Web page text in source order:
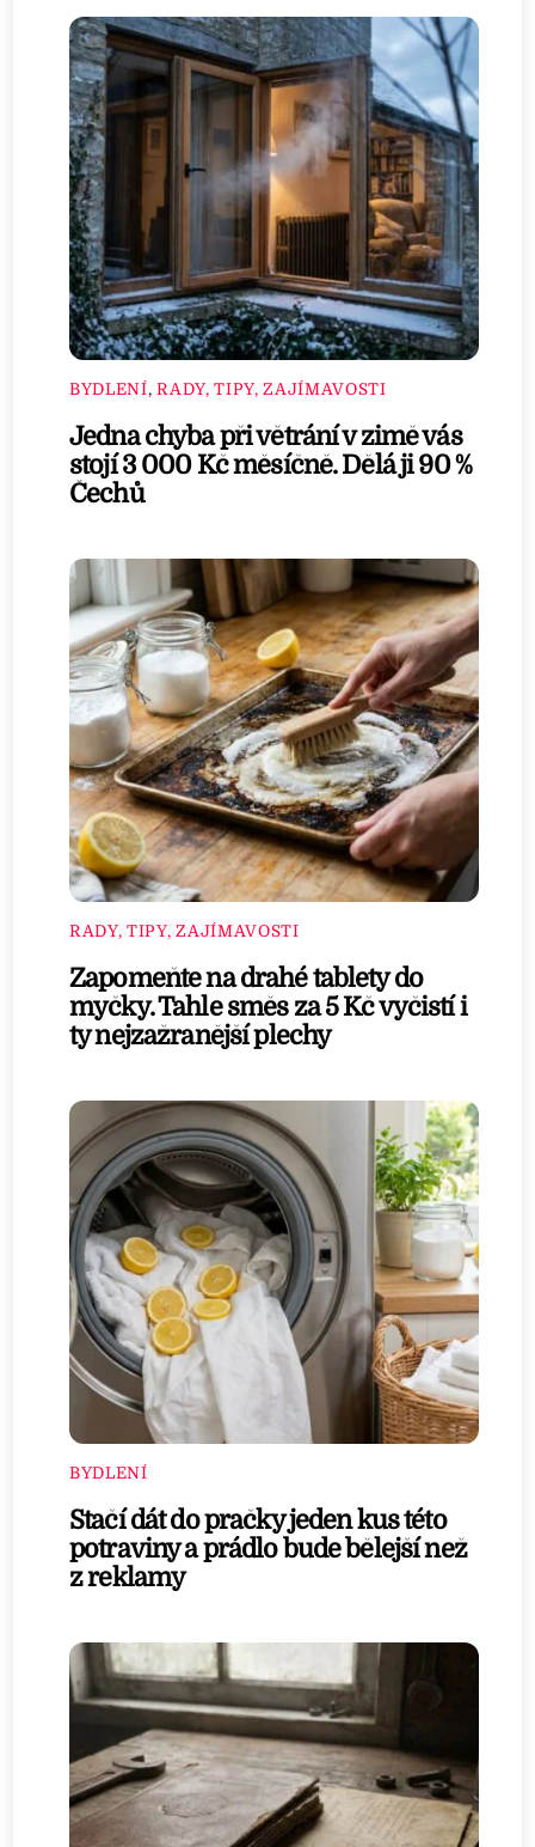
BYDLENÍ,RADY, TIPY, ZAJÍMAVOSTI
Jedna chyba při větrání v zimě vás
stojí 3 000 Kč měsíčně. Dělá ji 90 %
Čechů
RADY, TIPY, ZAJÍMAVOSTI
Zapomeňte na drahé tablety do
myčky. Tahle směs za 5 Kč vyčistí i
ty nejzažranější plechy
BYDLENÍ
Stačí dát do pračky jeden kus této
potraviny a prádlo bude bělejší než
z reklamy